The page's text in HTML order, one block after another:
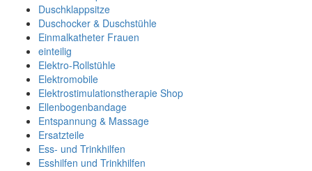
Duschklappsitze
Duschocker & Duschstühle
Einmalkatheter Frauen
einteilig
Elektro-Rollstühle
Elektromobile
Elektrostimulationstherapie Shop
Ellenbogenbandage
Entspannung & Massage
Ersatzteile
Ess- und Trinkhilfen
Esshilfen und Trinkhilfen